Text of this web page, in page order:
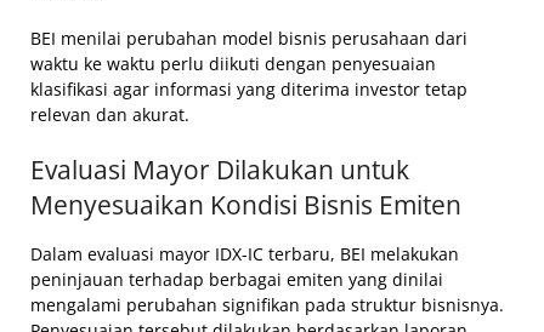
BEI menilai perubahan model bisnis perusahaan dari
waktu ke waktu perlu diikuti dengan penyesuaian
klasifikasi agar informasi yang diterima investor tetap
relevan dan akurat.
Evaluasi Mayor Dilakukan untuk
Menyesuaikan Kondisi Bisnis Emiten
Dalam evaluasi mayor IDX-IC terbaru, BEI melakukan
peninjauan terhadap berbagai emiten yang dinilai
mengalami perubahan signifikan pada struktur bisnisnya.